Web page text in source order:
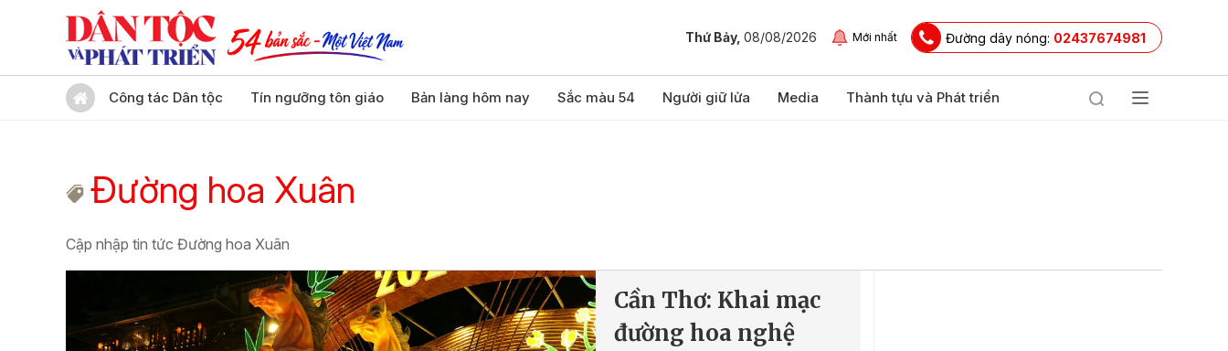
Thứ Bảy, 08/08/2026 Mới nhất Đường dây nóng: 02437674981
Công tác Dân tộc Tín ngưỡng tôn giáo Bản làng hôm nay Sắc màu 54 Người giữ lửa Media Thành tựu và Phát triển
Đường hoa Xuân
Cập nhập tin tức Đường hoa Xuân
Cần Thơ: Khai mạc
đường hoa nghệ